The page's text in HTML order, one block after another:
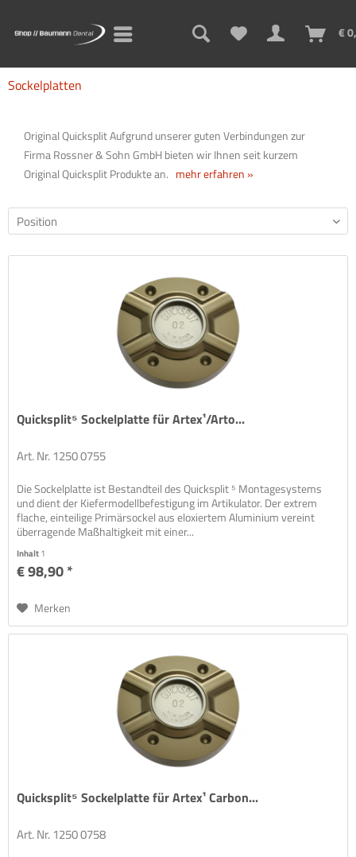
€
Sockelplatten
Original Quicksplit Aufgrund unserer guten Verbindungen zur
Firma Rossner & Sohn GmbH bieten wir Ihnen seit kurzem
Original Quicksplit Produkte an. mehr erfahren »
Quicksplit⁵ Sockelplatte für Artex¹/Arto...
Art. Nr. 1250 0755
Die Sockelplatte ist Bestandteil des Quicksplit ⁵ Montagesystems
und dient der Kiefermodellbefestigung im Artikulator. Der extrem
flache, einteilige Primärsockel aus eloxiertem Aluminium vereint
überragende Maßhaltigkeit mit einer...
Inhalt1
€ 98,90 *
Merken
Quicksplit⁵ Sockelplatte für Artex¹ Carbon...
Art. Nr. 1250 0758